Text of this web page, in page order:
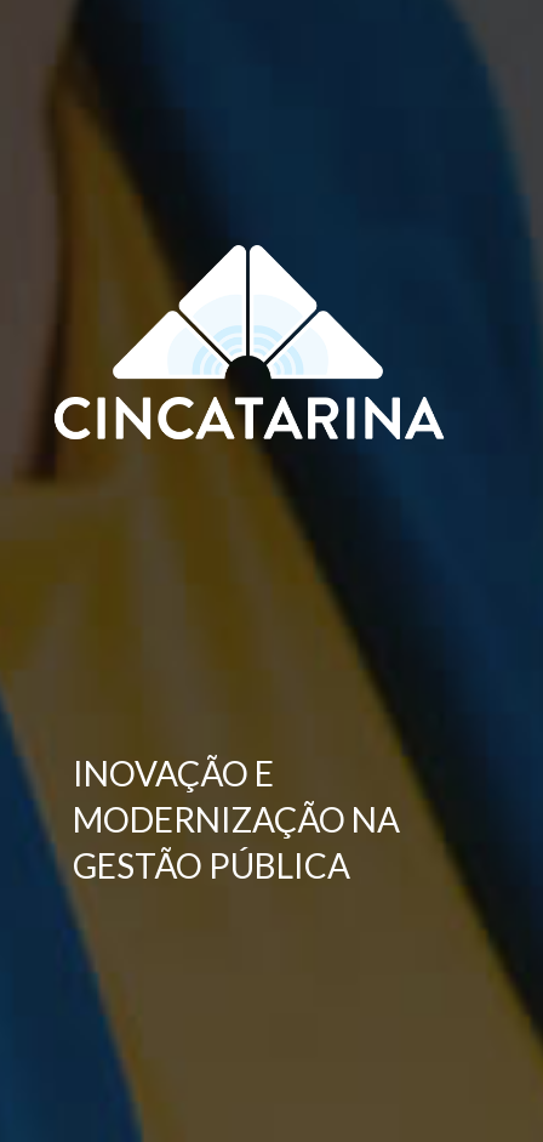
INOVAÇÃO E
MODERNIZAÇÃO NA
GESTÃO PÚBLICA